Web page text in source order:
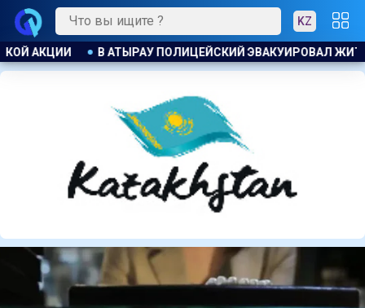
KZ
ЖИТЕЛЕЙ ДОМА ПРИ ПОЖАРЕ ПОЖАР НА ХИМЗАВОДЕ